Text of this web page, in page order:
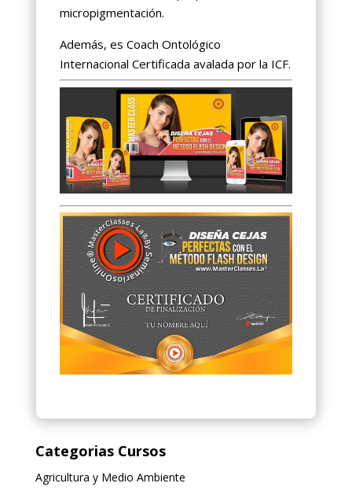
micropigmentación.
Además, es Coach Ontológico
Internacional Certificada avalada por la ICF.
Categorias Cursos
Agricultura y Medio Ambiente